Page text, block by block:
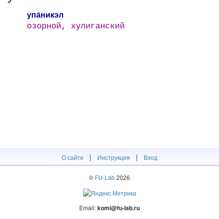
упа́никэл
озорной, хулиганский
О сайте | Инструкция | Вход
© FU-Lab2026
Email:komi@fu-lab.ru